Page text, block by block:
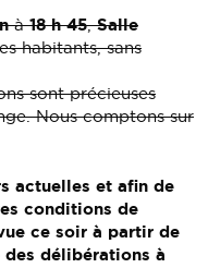
à18 h 45,Salle
habitants, sans
sont précieuses
Nous comptons sur
actuelles et afin de
conditions de
ce soir à partir de
des délibérations à